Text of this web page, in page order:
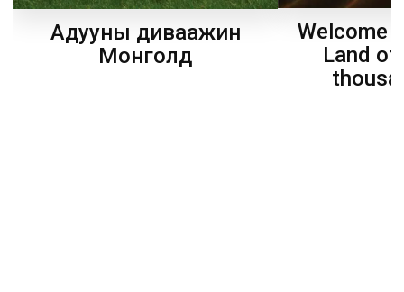
Адууны диваажин
Монголд
Welcome
Land of